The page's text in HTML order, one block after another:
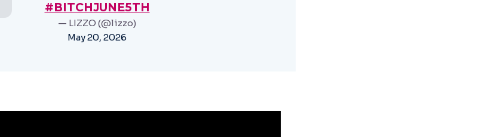
#BITCHJUNE5TH
— LIZZO (@lizzo)
May 20, 2026